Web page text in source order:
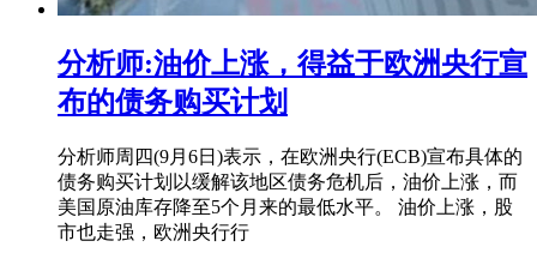
分析师:油价上涨，得益于欧洲央行宣
布的债务购买计划
分析师周四(9月6日)表示，在欧洲央行(ECB)宣布具体的
债务购买计划以缓解该地区债务危机后，油价上涨，而
美国原油库存降至5个月来的最低水平。 油价上涨，股
市也走强，欧洲央行行